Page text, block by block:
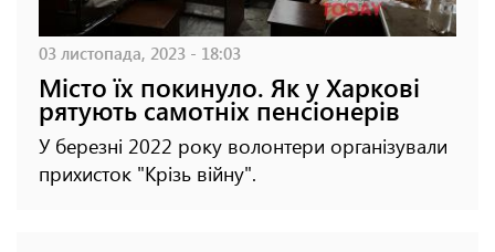
03 листопада, 2023 - 18:03
Місто їх покинуло. Як у Харкові
рятують самотніх пенсіонерів
У березні 2022 року волонтери організували
прихисток "Крізь війну".